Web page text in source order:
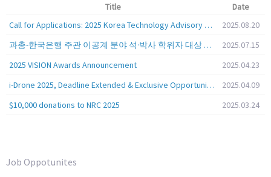
Title
Date
Call for Applications: 2025 Korea Technology Advisory Group (K-TAG)
2025.08.20
과총-한국은행 주관 이공계 분야 석·박사 학위자 대상 서베이
2025.07.15
2025 VISION Awards Announcement
2025.04.23
i-Drone 2025, Deadline Extended & Exclusive Opportunity to Travel to Korea!
2025.04.09
$10,000 donations to NRC 2025
2025.03.24
Job Oppotunites